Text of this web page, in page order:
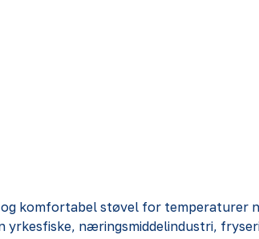
komfortabel støvel for temperaturer
yrkesfiske, næringsmiddelindustri,